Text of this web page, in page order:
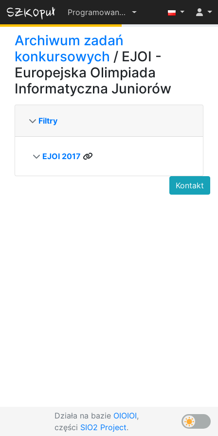
Programowanie-OD-PODSTAW-2022-23
55%
Archiwum zadań
konkursowych / EJOI -
Europejska Olimpiada
Informatyczna Juniorów
Filtry
EJOI 2017
Działa na bazie OIOIOI,
części SIO2 Project.
Kontakt